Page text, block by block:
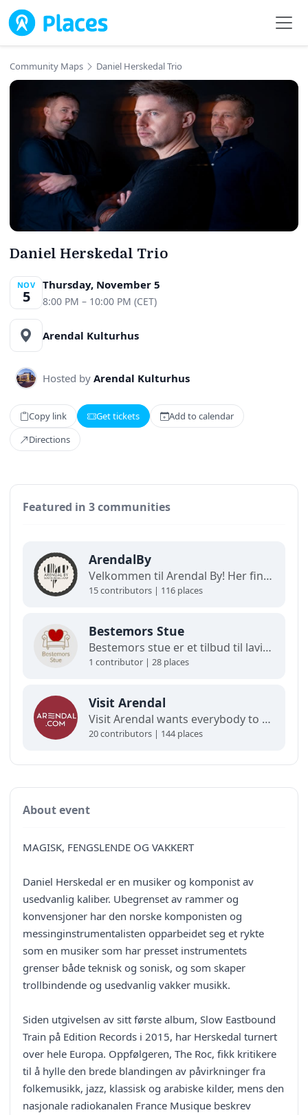
Skip to main content
Community Maps Daniel Herskedal Trio
Daniel Herskedal Trio
NOV
5
Thursday, November 5
8:00 PM – 10:00 PM (CET)
Arendal Kulturhus
Hosted by Arendal Kulturhus
Copy link Get tickets
Add to calendar
Directions
Featured in 3 communities
ArendalBy
Velkommen til Arendal By! Her finner du interaktive kart og oppdaterte oversikter over alt som skjer i byen. Utforsk, finn frem og opplev det beste av Arendal på ett og samme sted!
15 contributors | 116 places
Bestemors Stue
Bestemors stue er et tilbud til lavinntektsfamilier med barn fra 0-12 år.
1 contributor | 28 places
Visit Arendal
Visit Arendal wants everybody to fall in love with Arendal and all it has to offer.
20 contributors | 144 places
About event
MAGISK, FENGSLENDE OG VAKKERT
Daniel Herskedal er en musiker og komponist av
usedvanlig kaliber. Ubegrenset av rammer og
konvensjoner har den norske komponisten og
messinginstrumentalisten opparbeidet seg et rykte
som en musiker som har presset instrumentets
grenser både teknisk og sonisk, og som skaper
trollbindende og usedvanlig vakker musikk.
Siden utgivelsen av sitt første album, Slow Eastbound
Train på Edition Records i 2015, har Herskedal turnert
over hele Europa. Oppfølgeren, The Roc, fikk kritikere
til å hylle den brede blandingen av påvirkninger fra
folkemusikk, jazz, klassisk og arabiske kilder, mens den
nasjonale radiokanalen France Musique beskrev